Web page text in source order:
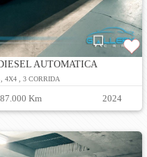
AUTOMATICA
4X4 , 3 CORRIDA
87.000 Km 2024